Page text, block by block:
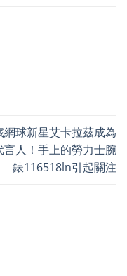
網球新星艾卡拉茲成為
言人！手上的勞力士腕
錶116518ln引起關注